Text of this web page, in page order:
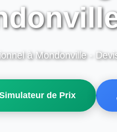
à Mondonville -
de Prix